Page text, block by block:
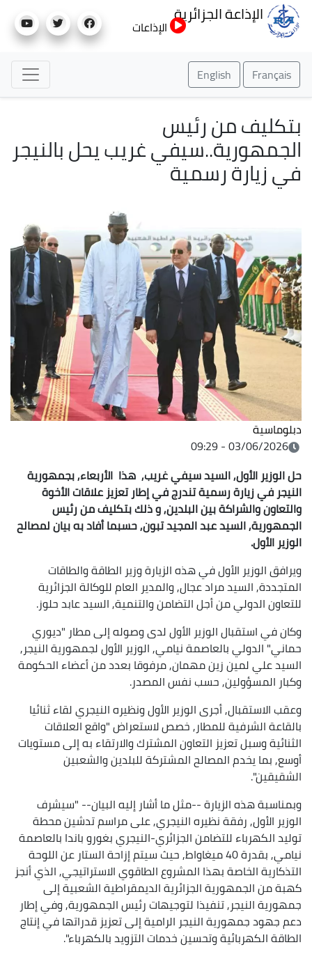
إلى
الإذاعة الجزائرية
الإذاعات
Français
English
بتكليف من رئيس
الجمهورية..سيفي غريب يحل بالنيجر
في زيارة رسمية
دبلوماسية
03/06/2026 - 09:29
حل الوزير الأول, السيد سيفي غريب, هذا الأربعاء, بجمهورية
النيجر في زيارة رسمية تندرج في إطار تعزيز علاقات الأخوة
والتعاون والشراكة بين البلدين, و ذلك بتكليف من رئيس
الجمهورية, السيد عبد المجيد تبون, حسبما أفاد به بيان لمصالح
الوزير الأول.
ويرافق الوزير الأول في هذه الزيارة وزير الطاقة والطاقات
المتجددة, السيد مراد عجال, والمدير العام للوكالة الجزائرية
للتعاون الدولي من أجل التضامن والتنمية, السيد عابد حلوز.
وكان في استقبال الوزير الأول لدى وصوله إلى مطار "ديوري
حماني" الدولي بالعاصمة نيامي, الوزير الأول لجمهورية النيجر,
السيد علي لمين زين مهمان, مرفوقا بعدد من أعضاء الحكومة
وكبار المسؤولين, حسب نفس المصدر.
وعقب الاستقبال, أجرى الوزير الأول ونظيره النيجري لقاء ثنائيا
بالقاعة الشرفية للمطار, خصص لاستعراض "واقع العلاقات
الثنائية وسبل تعزيز التعاون المشترك والارتقاء به إلى مستويات
أوسع, بما يخدم المصالح المشتركة للبلدين والشعبين
الشقيقين".
وبمناسبة هذه الزيارة --مثل ما أشار إليه البيان-- "سيشرف
الوزير الأول, رفقة نظيره النيجري, على مراسم تدشين محطة
توليد الكهرباء للتضامن الجزائري-النيجري بغورو باندا بالعاصمة
نيامي, بقدرة 40 ميغاواط, حيث سيتم إزاحة الستار عن اللوحة
التذكارية الخاصة بهذا المشروع الطاقوي الاستراتيجي, الذي أنجز
كهبة من الجمهورية الجزائرية الديمقراطية الشعبية إلى
جمهورية النيجر, تنفيذا لتوجيهات رئيس الجمهورية, وفي إطار
دعم جهود جمهورية النيجر الرامية إلى تعزيز قدراتها في إنتاج
الطاقة الكهربائية وتحسين خدمات التزويد بالكهرباء".